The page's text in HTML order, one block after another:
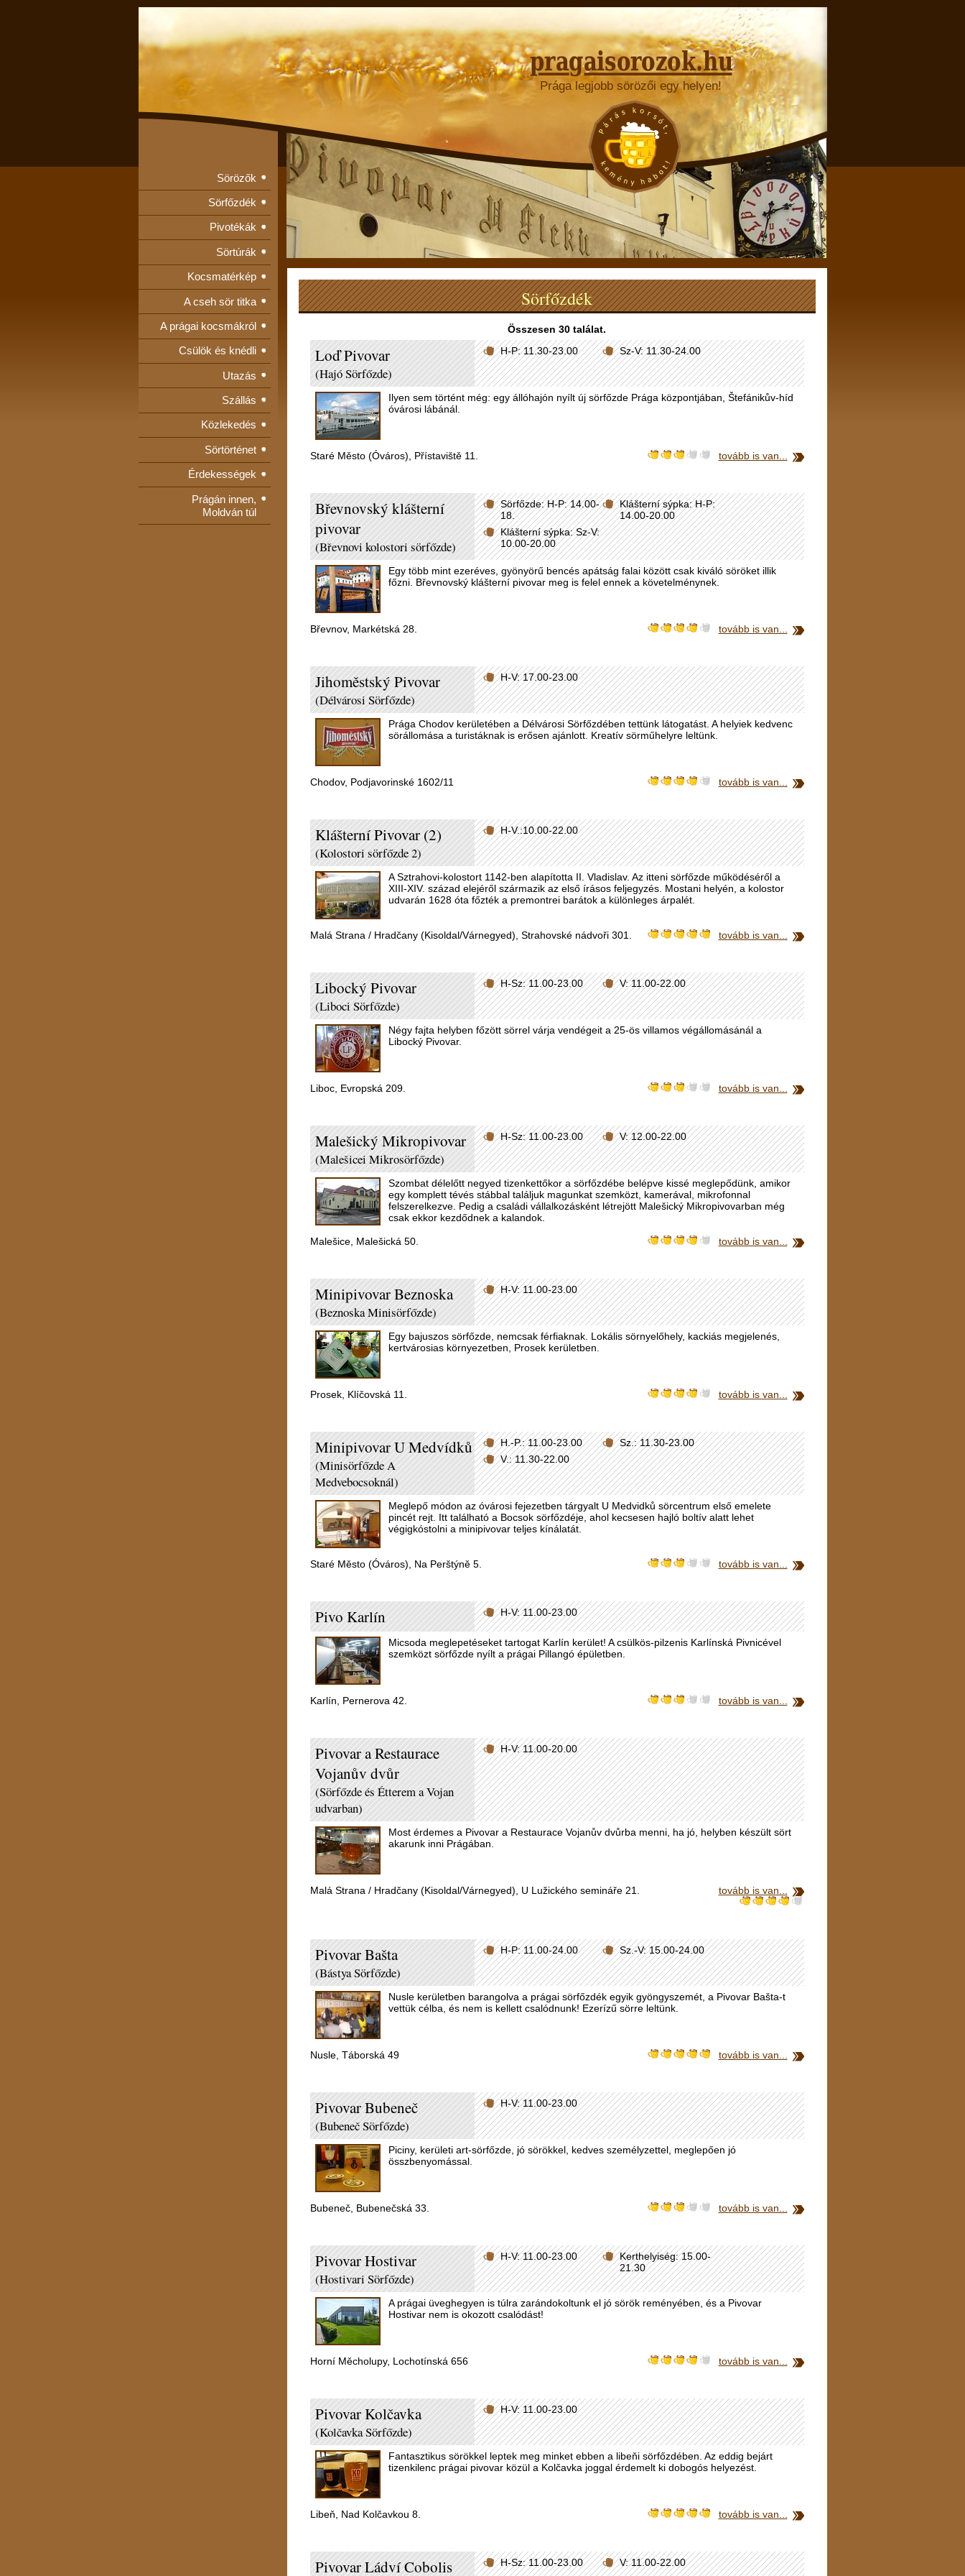
Prága legjobb sörözői egy helyen!
Sörözők
Sörfőzdék
Pivotékák
Sörtúrák
Kocsmatérkép
A cseh sör titka
A prágai kocsmákról
Csülök és knédli
Utazás
Szállás
Közlekedés
Sörtörténet
Érdekességek
Prágán innen,
Moldván túl
Sörfőzdék
Összesen 30 találat.
Loď Pivovar
(Hajó Sörfőzde)
H-P: 11.30-23.00 Sz-V: 11.30-24.00
Ilyen sem történt még: egy állóhajón nyílt új sörfőzde Prága központjában, Štefánikův-híd
óvárosi lábánál.
Staré Město (Óváros), Přístaviště 11. tovább is van...
Břevnovský klášterní
pivovar
(Břevnovi kolostori sörfőzde)
Sörfőzde: H-P: 14.00-
18.
Klášterní sýpka: H-P:
14.00-20.00
Klášterní sýpka: Sz-V:
10.00-20.00
Egy több mint ezeréves, gyönyörű bencés apátság falai között csak kiváló söröket illik
főzni. Břevnovský klášterní pivovar meg is felel ennek a követelménynek.
Břevnov, Markétská 28. tovább is van...
Jihoměstský Pivovar
(Délvárosi Sörfőzde)
H-V: 17.00-23.00
Prága Chodov kerületében a Délvárosi Sörfőzdében tettünk látogatást. A helyiek kedvenc
sörállomása a turistáknak is erősen ajánlott. Kreatív sörműhelyre leltünk.
Chodov, Podjavorinské 1602/11 tovább is van...
Klášterní Pivovar (2)
(Kolostori sörfőzde 2)
H-V.:10.00-22.00
A Sztrahovi-kolostort 1142-ben alapította II. Vladislav. Az itteni sörfőzde működéséről a
XIII-XIV. század elejéről származik az első írásos feljegyzés. Mostani helyén, a kolostor
udvarán 1628 óta főzték a premontrei barátok a különleges árpalét.
Malá Strana / Hradčany (Kisoldal/Várnegyed), Strahovské nádvoři 301. tovább is van...
Libocký Pivovar
(Liboci Sörfőzde)
H-Sz: 11.00-23.00 V: 11.00-22.00
Négy fajta helyben főzött sörrel várja vendégeit a 25-ös villamos végállomásánál a
Libocký Pivovar.
Liboc, Evropská 209. tovább is van...
Malešický Mikropivovar
(Malešicei Mikrosörfőzde)
H-Sz: 11.00-23.00 V: 12.00-22.00
Szombat délelőtt negyed tizenkettőkor a sörfőzdébe belépve kissé meglepődünk, amikor
egy komplett tévés stábbal találjuk magunkat szemközt, kamerával, mikrofonnal
felszerelkezve. Pedig a családi vállalkozásként létrejött Malešický Mikropivovarban még
csak ekkor kezdődnek a kalandok.
Malešice, Malešická 50. tovább is van...
Minipivovar Beznoska
(Beznoska Minisörfőzde)
H-V: 11.00-23.00
Egy bajuszos sörfőzde, nemcsak férfiaknak. Lokális sörnyelőhely, kackiás megjelenés,
kertvárosias környezetben, Prosek kerületben.
Prosek, Klíčovská 11. tovább is van...
Minipivovar U Medvídků
(Minisörfőzde A
Medvebocsoknál)
H.-P.: 11.00-23.00
Sz.: 11.30-23.00
V.: 11.30-22.00
Meglepő módon az óvárosi fejezetben tárgyalt U Medvidků sörcentrum első emelete
pincét rejt. Itt található a Bocsok sörfőzdéje, ahol kecsesen hajló boltív alatt lehet
végigkóstolni a minipivovar teljes kínálatát.
Staré Město (Óváros), Na Perštýně 5. tovább is van...
Pivo Karlín H-V: 11.00-23.00
Micsoda meglepetéseket tartogat Karlín kerület! A csülkös-pilzenis Karlínská Pivnicével
szemközt sörfőzde nyílt a prágai Pillangó épületben.
Karlín, Pernerova 42. tovább is van...
Pivovar a Restaurace
Vojanův dvůr
(Sörfőzde és Étterem a Vojan
udvarban)
H-V: 11.00-20.00
Most érdemes a Pivovar a Restaurace Vojanův dvůrba menni, ha jó, helyben készült sört
akarunk inni Prágában.
Malá Strana / Hradčany (Kisoldal/Várnegyed), U Lužického semináře 21. tovább is van...
Pivovar Bašta
(Bástya Sörfőzde)
H-P: 11.00-24.00 Sz.-V: 15.00-24.00
Nusle kerületben barangolva a prágai sörfőzdék egyik gyöngyszemét, a Pivovar Bašta-t
vettük célba, és nem is kellett csalódnunk! Ezerízű sörre leltünk.
Nusle, Táborská 49 tovább is van...
Pivovar Bubeneč
(Bubeneč Sörfőzde)
H-V: 11.00-23.00
Piciny, kerületi art-sörfőzde, jó sörökkel, kedves személyzettel, meglepően jó
összbenyomással.
Bubeneč, Bubenečská 33. tovább is van...
Pivovar Hostivar
(Hostivari Sörfőzde)
H-V: 11.00-23.00
Kerthelyiség: 15.00-
21.30
A prágai üveghegyen is túlra zarándokoltunk el jó sörök reményében, és a Pivovar
Hostivar nem is okozott csalódást!
Horní Měcholupy, Lochotínská 656 tovább is van...
Pivovar Kolčavka
(Kolčavka Sörfőzde)
H-V: 11.00-23.00
Fantasztikus sörökkel leptek meg minket ebben a libeňi sörfőzdében. Az eddig bejárt
tizenkilenc prágai pivovar közül a Kolčavka joggal érdemelt ki dobogós helyezést.
Libeň, Nad Kolčavkou 8. tovább is van...
Pivovar Ládví Cobolis H-Sz: 11.00-23.00 V: 11.00-22.00